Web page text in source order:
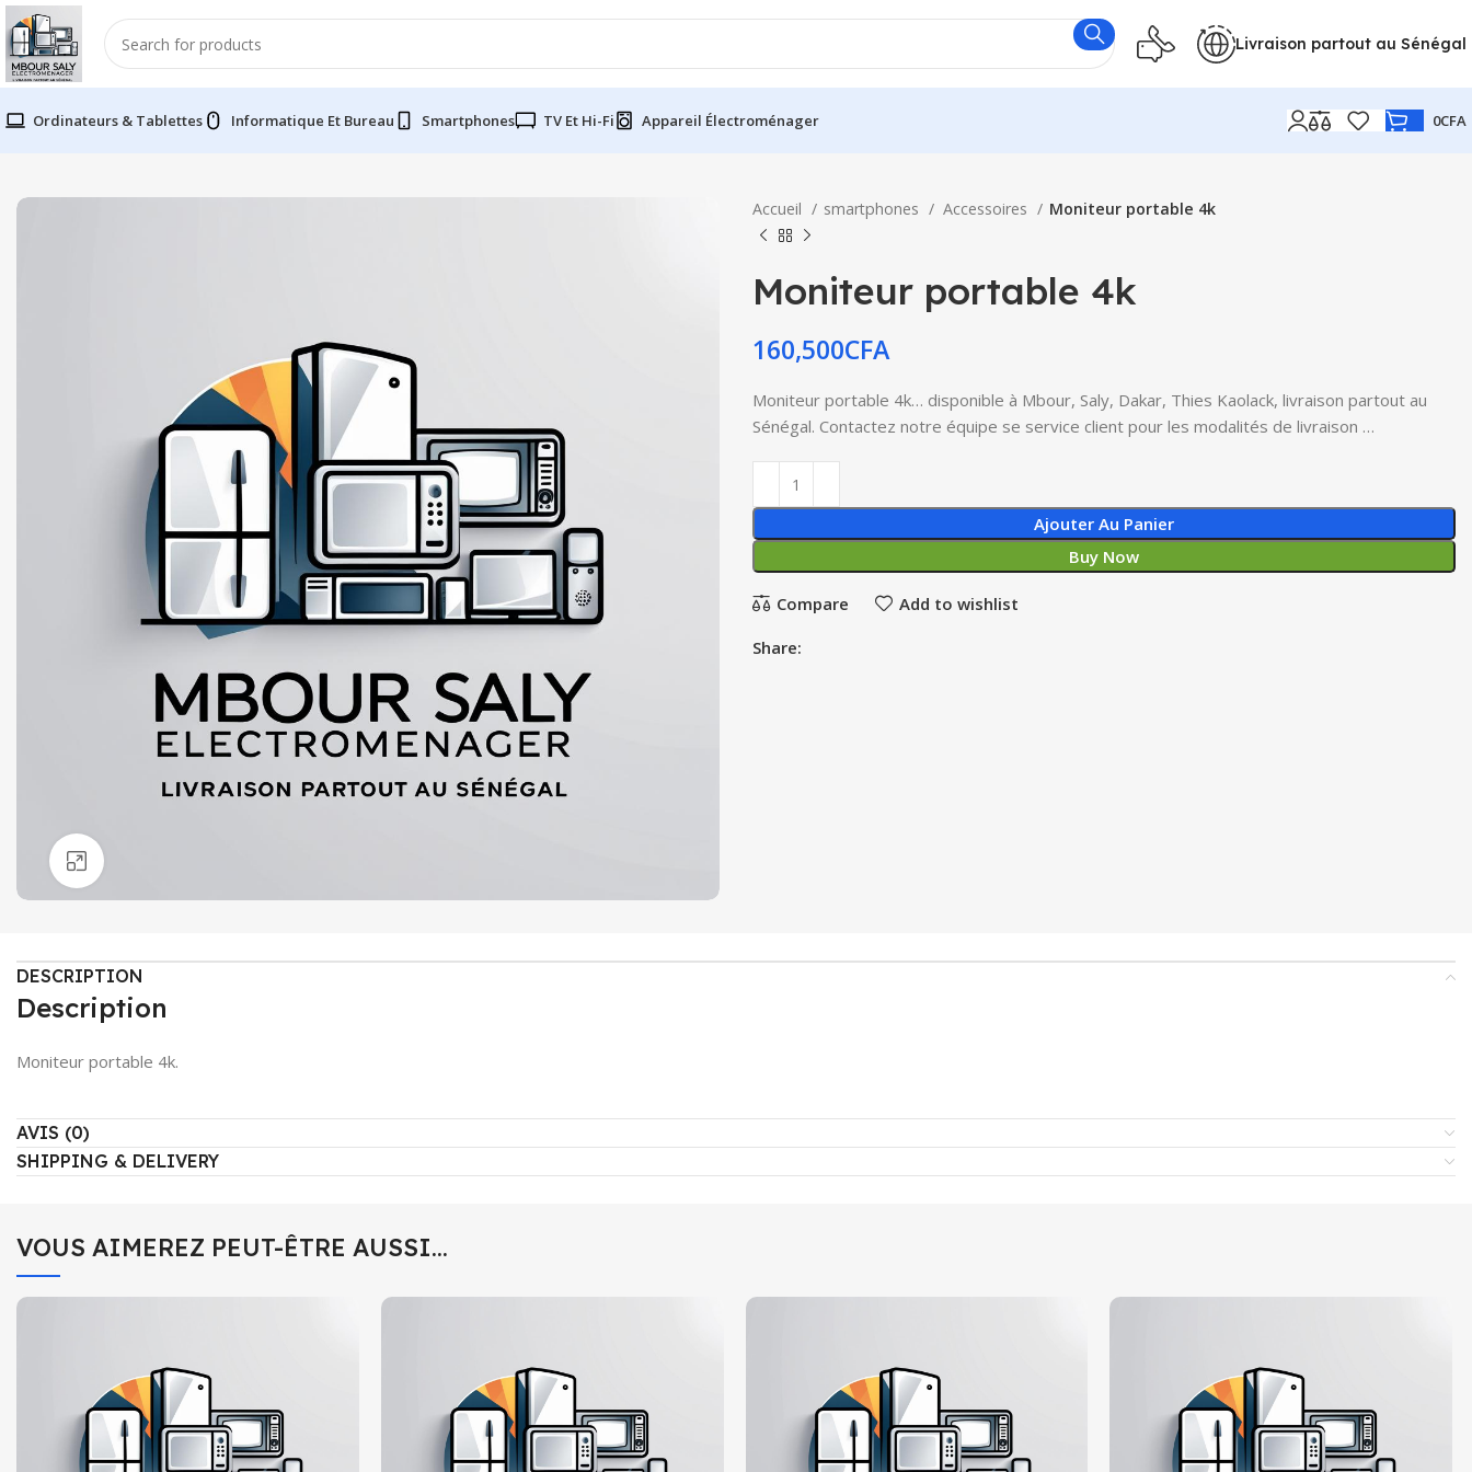
Livraison partout au Sénégal
Ordinateurs & Tablettes Informatique Et Bureau Smartphones TV Et Hi-Fi Appareil Électroménager 0CFA
Accueil smartphones Accessoires Moniteur portable 4k
Moniteur portable 4k
160,500CFA
Moniteur portable 4k… disponible à Mbour, Saly, Dakar, Thies Kaolack, livraison partout au
Sénégal. Contactez notre équipe se service client pour les modalités de livraison …
Ajouter Au Panier
Buy Now
Compare Add to wishlist
Share:
DESCRIPTION
Description
Moniteur portable 4k.
AVIS (0)
SHIPPING & DELIVERY
VOUS AIMEREZ PEUT-ÊTRE AUSSI…